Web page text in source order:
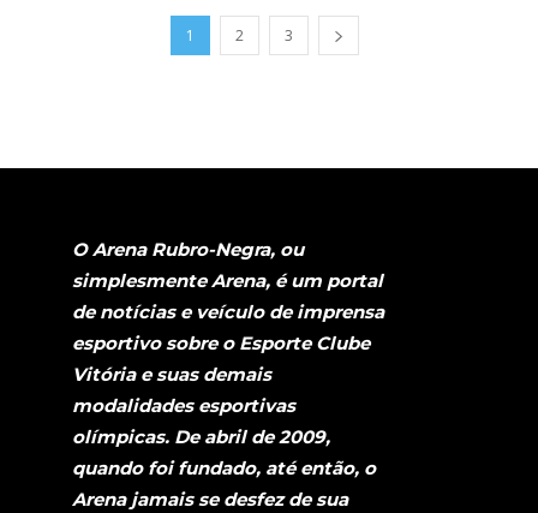
1 2 3
O Arena Rubro-Negra, ou
simplesmente Arena, é um portal
de notícias e veículo de imprensa
esportivo sobre o Esporte Clube
Vitória e suas demais
modalidades esportivas
olímpicas. De abril de 2009,
quando foi fundado, até então, o
Arena jamais se desfez de sua